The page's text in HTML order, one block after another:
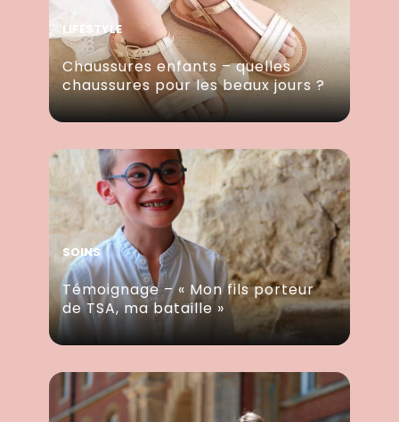
LIFESTYLE
Chaussures enfants – quelles
chaussures pour les beaux jours ?
SOINS
Témoignage – « Mon fils porteur
de TSA, ma bataille »